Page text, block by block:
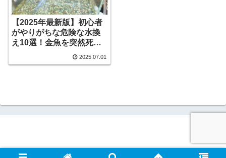
【2025年最新版】初心者
がやりがちな危険な水換
え10選！金魚を突然死さ
せない正しい方法
2025.07.01